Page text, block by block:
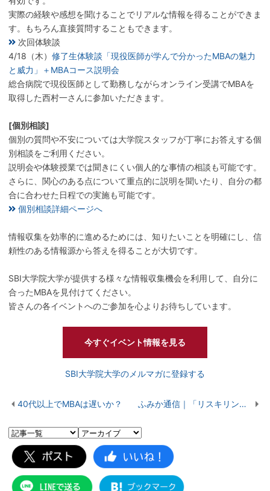
実際の経験や感想を聞けることでリアルな情報を得ることができま
す。もちろん直接質問することもできます。
次回体験談
4/18（木） 修了生体験談「現役医師が学んで分かったMBAの魅力
と威力」＋MBAコース説明会
総合病院で現役医師として勤務しながらオンライン受講でMBAを
取得した西村一さんに参加いただきます。
[個別相談]
個別の質問や不安については大学院スタッフが丁寧にお答えする個
別相談をご利用ください。
説明会や体験授業では聞きにくい個人的な事情の相談も可能です。
さらに、関心のある点について重点的に説明を聞いたり、自分の都
合に合わせた日程での実施も可能です。
個別相談詳細ページへ
情報収集を効率的に進めるためには、知りたいことを明確にし、信
頼性のある情報源から答えを得ることが大切です。
SBI大学院大学が提供する様々な情報収集機会を利用して、自分に
合ったMBAを見付けてください。
皆さんの各イベントへのご参加を心よりお待ちしています。
今すぐイベント情報を見る
SBI大学院大学のメルマガに登録する
40代以上でMBAは遅いか？ ふみか通信｜「リスキリングのはじめの一歩」